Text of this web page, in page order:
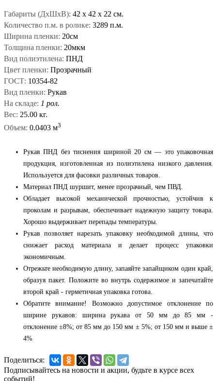
Габариты (ДxШxВ): 42 x 42 x 22 см.
Количество п.м. в ролике: 3289 п.м.
Ширина пленки: 20см
Толщина пленки: 20мкм
Вид полиэтилена: ПНД
Цвет пленки: Прозрачный
ГОСТ: 10354-82
Вид пленки: Рукав
На складе: 1 рол.
Вес: 25.00 кг.
Объем: 0.0403 м3
Рукав ПНД без тиснения шириной 20 см — это упаковочная
продукция, изготовленная из полиэтилена низкого давления.
Используется для фасовки различных товаров.
Материал ПНД шуршит, менее прозрачный, чем ПВД.
Обладает высокой механической прочностью, устойчив к
проколам и разрывам, обеспечивает надежную защиту товара.
Хорошо выдерживает перепады температуры.
Рукав позволяет нарезать упаковку необходимой длины, что
снижает расход материала и делает процесс упаковки
экономичным.
Отрежьте необходимую длину, запаяйте запайщиком один край,
образуя пакет. Положите во внутрь содержимое и запечатайте
второй край - герметичная упаковка готова.
Обратите внимание! Возможно допустимое отклонение по
ширине рукавов: ширина рукава от 50 мм до 85 мм -
отклонение ±8%; от 85 мм до 150 мм ± 5%; от 150 мм и выше ±
4%
Поделиться:
Подписывайтесь на новости и акции, будьте в курсе всех
событий!